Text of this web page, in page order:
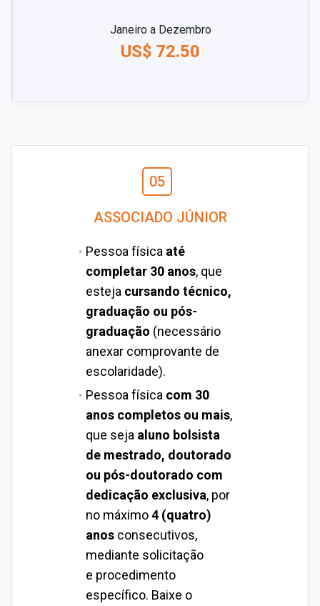
Janeiro a Dezembro
US$ 72.50
05
ASSOCIADO JÚNIOR
Pessoa física até
completar 30 anos, que
esteja cursando técnico,
graduação ou pós-
graduação (necessário
anexar comprovante de
escolaridade).
Pessoa física com 30
anos completos ou mais,
que seja aluno bolsista
de mestrado, doutorado
ou pós-doutorado com
dedicação exclusiva, por
no máximo4 (quatro)
anos consecutivos,
mediante solicitação
e procedimento
específico. Baixe o